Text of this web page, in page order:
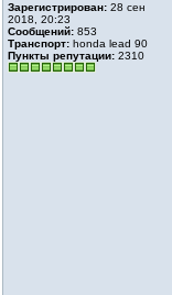
Зарегистрирован: 28 сен
2018, 20:23
Сообщений: 853
Транспорт: honda lead 90
Пункты репутации: 2310